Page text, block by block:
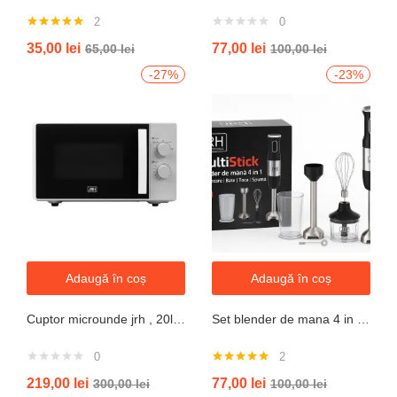
5.00din 5
2
35,00 lei 65,00lei
0
77,00 lei 100,00lei
-27%
Adaugă în coș
Cuptor microunde jrh , 20l, 700W, alb 5 trepte putere
0
219,00 lei 300,00lei
-23%
Adaugă în coș
Set blender de mana 4 in 1, 800W JRH multiStick Inox, Accesorii Incluse
5.00din 5
2
77,00 lei 100,00lei